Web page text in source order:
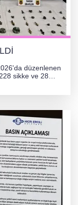
düzenlenen
sikke ve 28